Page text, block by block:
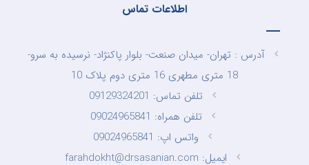
اطلاعات تماس
آدرس : تهران- میدان صنعت- بلوار پاکنژاد- نرسیده به سرو-
18 متری مطهری 16 متری دوم پلاک 10
تلفن تماس: 09129324201
تلفن همراه: 09024965841
واتس اپ: 09024965841
ایمیل: farahdokht@drsasanian.com